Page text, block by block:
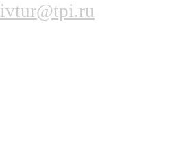
ivtur@tpi.ru